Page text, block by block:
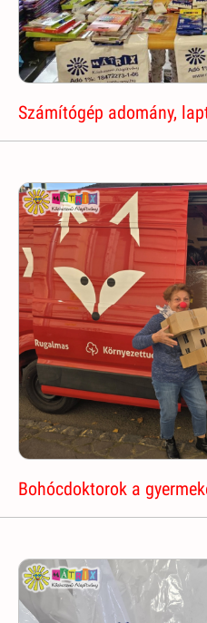
Számítógép adomány,
Bohócdoktorok a